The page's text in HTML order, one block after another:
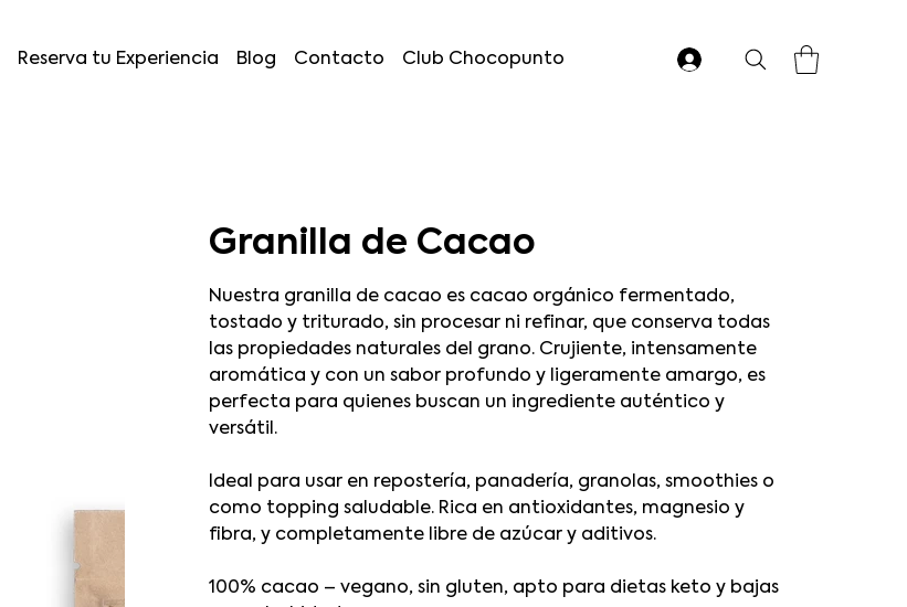
Reserva tu Experiencia Blog Contacto Club Chocopunto
Granilla de Cacao
Nuestra granilla de cacao es cacao orgánico fermentado,
tostado y triturado, sin procesar ni refinar, que conserva todas
las propiedades naturales del grano. Crujiente, intensamente
aromática y con un sabor profundo y ligeramente amargo, es
perfecta para quienes buscan un ingrediente auténtico y
versátil.
Ideal para usar en repostería, panadería, granolas, smoothies o
como topping saludable. Rica en antioxidantes, magnesio y
fibra, y completamente libre de azúcar y aditivos.
100% cacao – vegano, sin gluten, apto para dietas keto y bajas